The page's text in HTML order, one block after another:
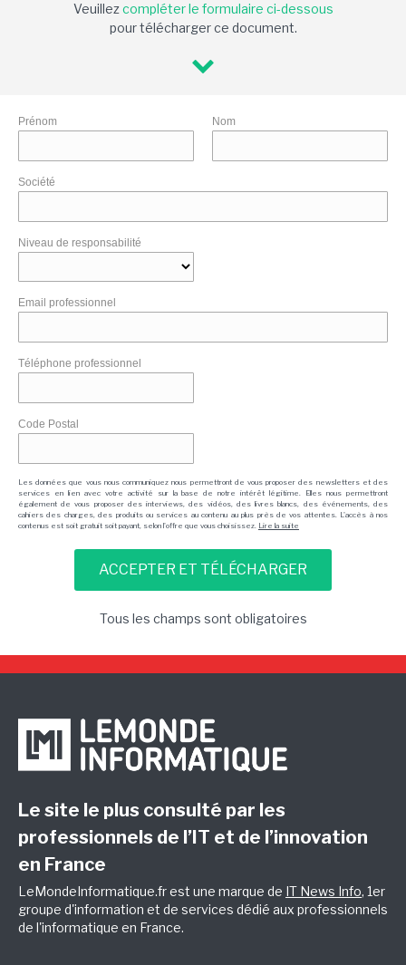
Veuillezcompléter le formulaire ci-dessous
pour télécharger ce document.
Prénom Nom
Société
Niveau de responsabilité
Email professionnel
Téléphone professionnel
Code Postal
Les données que vous nous communiquez nous permettront de vous proposer des newsletters et des
services en lien avec votre activité sur la base de notre intérêt légitime. Elles nous permettront
également de vous proposer des interviews, des vidéos, des livres blancs, des événements, des
cahiers des charges, des produits ou services au contenu au plus près de vos attentes. L'accès à nos
contenus est soit gratuit soit payant, selon l'offre que vous choisissez. Lire la suite
Tous les champs sont obligatoires
Le site le plus consulté par les
professionnels de l’IT et de l’innovation
en France
LeMondeInformatique.fr est une marque de IT News Info, 1er
groupe d'information et de services dédié aux professionnels
de l'informatique en France.